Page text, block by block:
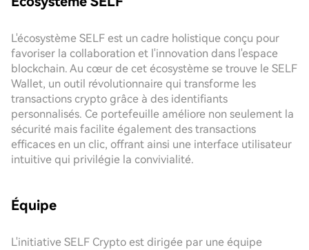
L'écosystème SELF est un cadre holistique conçu pour
favoriser la collaboration et l'innovation dans l'espace
blockchain. Au cœur de cet écosystème se trouve le SELF
Wallet, un outil révolutionnaire qui transforme les
transactions crypto grâce à des identifiants
personnalisés. Ce portefeuille améliore non seulement la
sécurité mais facilite également des transactions
efficaces en un clic, offrant ainsi une interface utilisateur
intuitive qui privilégie la convivialité.
Équipe
L'initiative SELF Crypto est dirigée par une équipe